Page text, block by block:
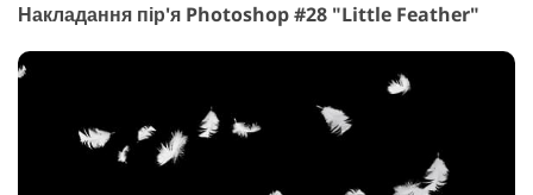
Накладання пір'я Photoshop #28 "Little Feather"